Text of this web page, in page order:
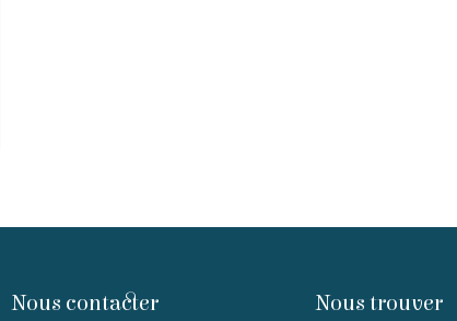
Nous trouver
Nous contacter